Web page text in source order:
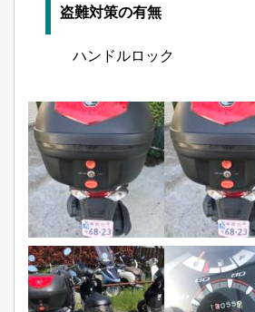
盗難対策の有無
ハンドルロック